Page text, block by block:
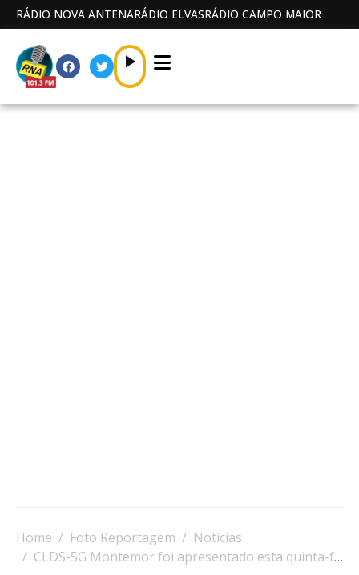
RÁDIO NOVA ANTENARÁDIO ELVASRÁDIO CAMPO MAIOR
Home Foto Reportagem
Notícias
CLDS-5G Montemor foi apresentado esta quinta-feira (c/fotos)